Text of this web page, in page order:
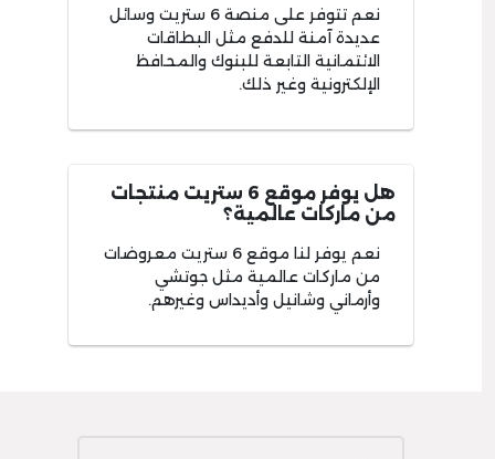
نعم تتوفر على منصة 6 ستريت وسائل
عديدة آمنة للدفع مثل البطاقات
الائتمانية التابعة للبنوك والمحافظ
الإلكترونية وغير ذلك.
هل يوفر موقع 6 ستريت منتجات
من ماركات عالمية؟
نعم يوفر لنا موقع 6 ستريت معروضات
من ماركات عالمية مثل جوتشي
وأرماني وشانيل وأديداس وغيرهم.